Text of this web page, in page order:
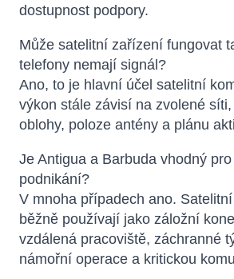
dostupnost podpory.
Může satelitní zařízení fungovat
telefony nemají signál?
Ano, to je hlavní účel satelitní
výkon stále závisí na zvolené
oblohy, poloze antény a plánu
Je Antigua a Barbuda vhodný
podnikání?
V mnoha případech ano.
běžně používají jako záložní
vzdálená pracoviště, záchranné
námořní operace a kritickou